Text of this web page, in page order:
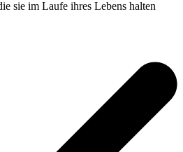
sie im Laufe ihres Lebens halten